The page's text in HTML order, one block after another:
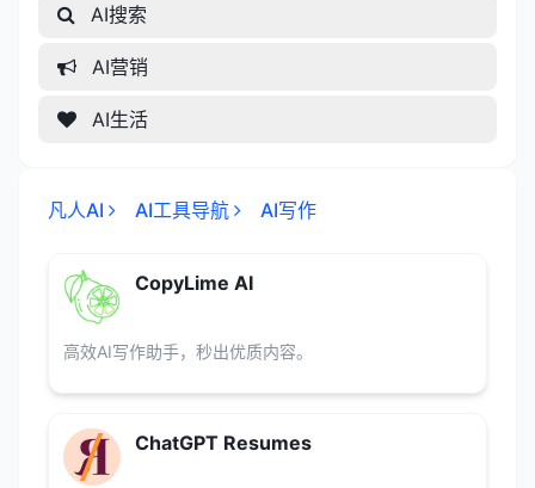
AI搜索
AI营销
AI生活
凡人AI AI工具导航 AI写作
CopyLime AI
高效AI写作助手，秒出优质内容。
ChatGPT Resumes